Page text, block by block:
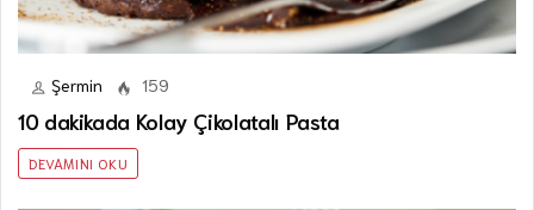
Şermin 159
10 dakikada Kolay Çikolatalı Pasta
DEVAMINI OKU